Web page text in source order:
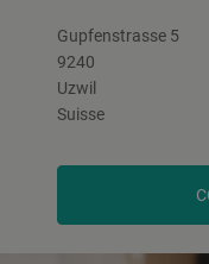
Gupfenstrasse 5
9240
Uzwil
Suisse